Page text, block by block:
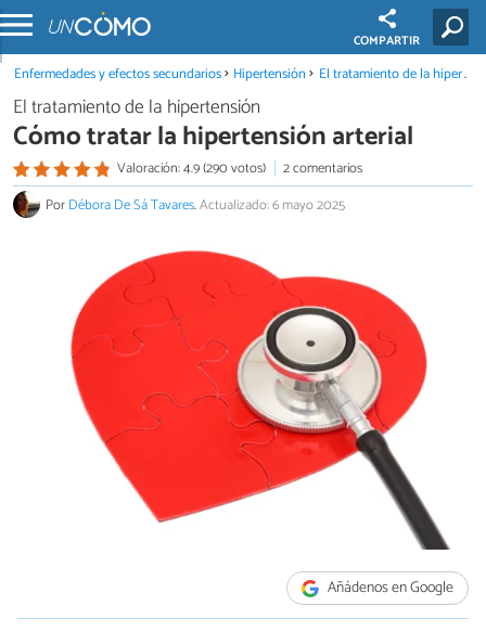
COMPARTIR
Enfermedades y efectos secundarios Hipertensión El tratamiento de la hipertensión
El tratamiento de la hipertensión
Cómo tratar la hipertensión arterial
Valoración: 4.9 (290 votos)
2 comentarios
PorDébora De Sá Tavares.Actualizado: 6 mayo 2025
Añádenos en Google